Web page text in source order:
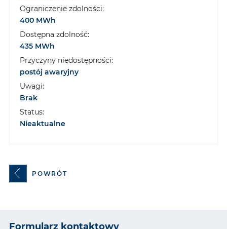
Ograniczenie zdolności:
400 MWh
Dostępna zdolność:
435 MWh
Przyczyny niedostępności:
postój awaryjny
Uwagi:
Brak
Status:
Nieaktualne
POWRÓT
Formularz kontaktowy